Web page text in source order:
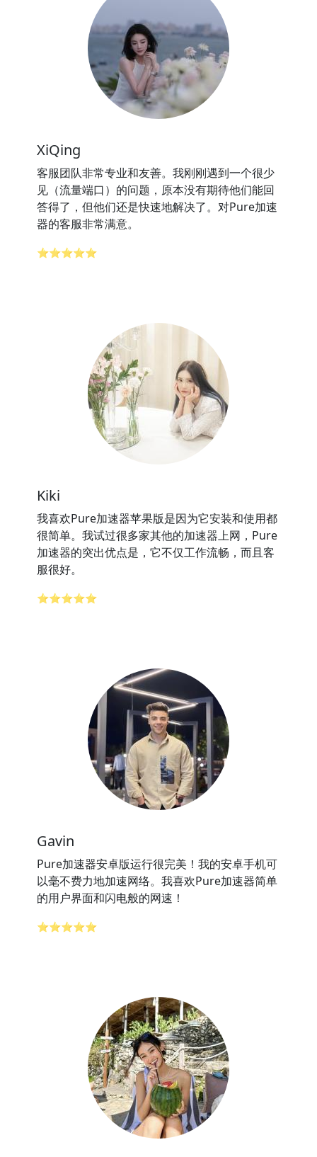
XiQing
客服团队非常专业和友善。我刚刚遇到一个很少
见（流量端口）的问题，原本没有期待他们能回
答得了，但他们还是快速地解决了。对Pure加速
器的客服非常满意。
⭐⭐⭐⭐⭐
Kiki
我喜欢Pure加速器苹果版是因为它安装和使用都
很简单。我试过很多家其他的加速器上网，Pure
加速器的突出优点是，它不仅工作流畅，而且客
服很好。
⭐⭐⭐⭐⭐
Gavin
Pure加速器安卓版运行很完美！我的安卓手机可
以毫不费力地加速网络。我喜欢Pure加速器简单
的用户界面和闪电般的网速！
⭐⭐⭐⭐⭐